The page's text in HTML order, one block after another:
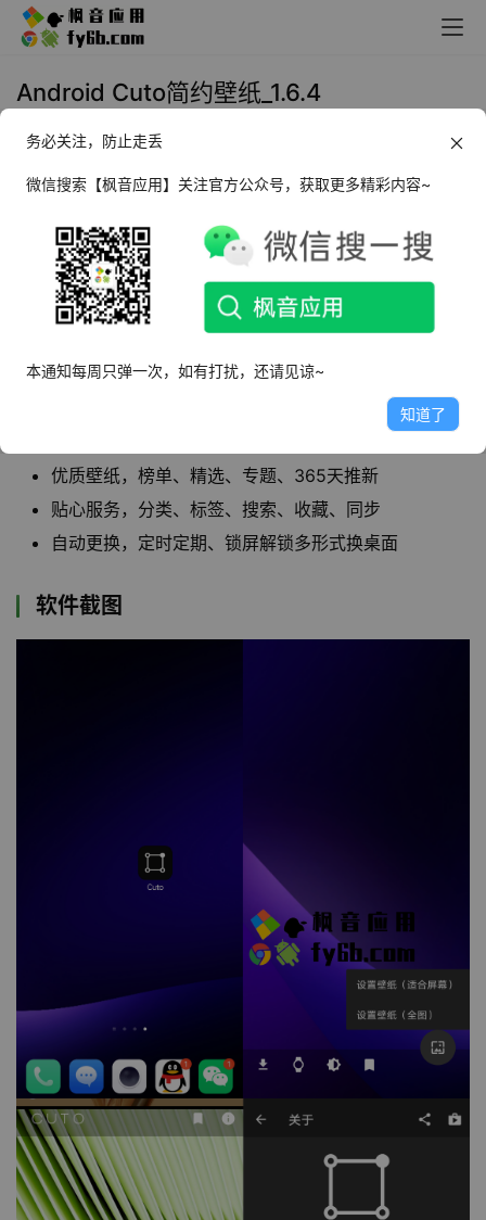
Android Cuto简约壁纸_1.6.4
2021年12月30日 17:22
图片网站 Unsplash 精挑细选，以便更适合设为壁
纸。不会有大量图片供你选择，但会在保证质量
的前提下每周更新一次（无需更新应用本身），
让你偶尔在想换壁纸时，点进 Cuto，都会有令你
心动的新选择。
优质壁纸，榜单、精选、专题、365天推新
贴心服务，分类、标签、搜索、收藏、同步
自动更换，定时定期、锁屏解锁多形式换桌面
软件截图
务必关注，防止走丢
微信搜索【枫音应用】关注官方公众号，获取更多精彩内容~
本通知每周只弹一次，如有打扰，还请见谅~
知道了